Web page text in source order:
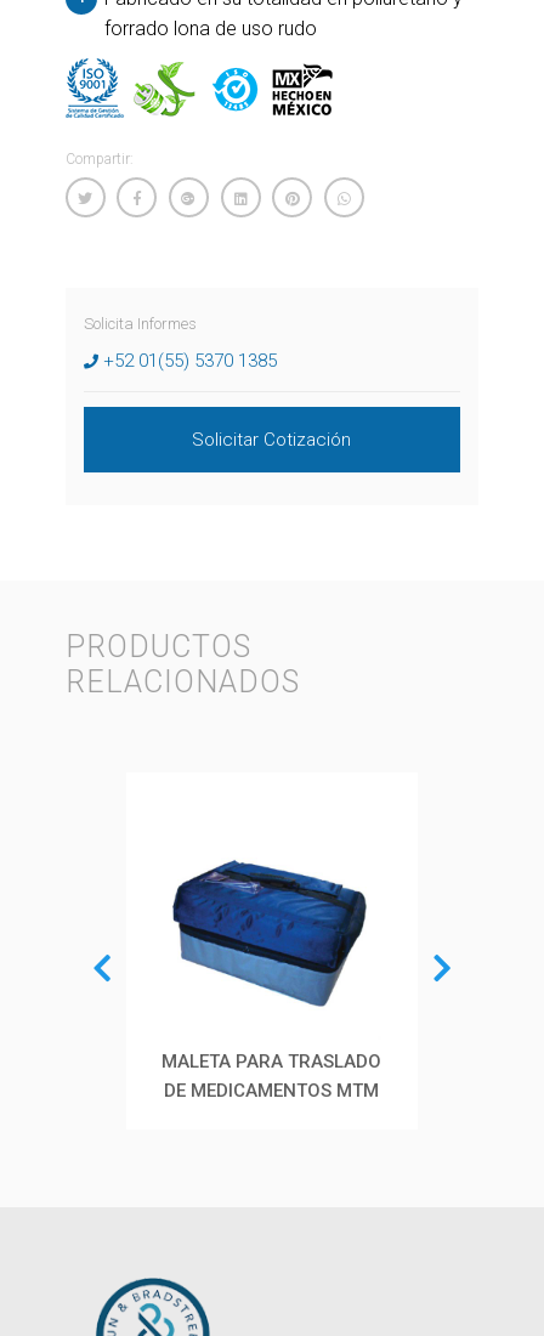
forrado lona de uso rudo
Compartir:
Solicita Informes
+52 01(55) 5370 1385
Solicitar Cotización
PRODUCTOS
RELACIONADOS
MALETA PARA TRASLADO
DE MEDICAMENTOS MTM
CANASTILLAS PARA
ESTIBAR VACUNAS Y